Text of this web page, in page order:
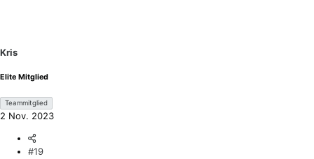
Kris
Elite Mitglied
Teammitglied
2 Nov. 2023
#19